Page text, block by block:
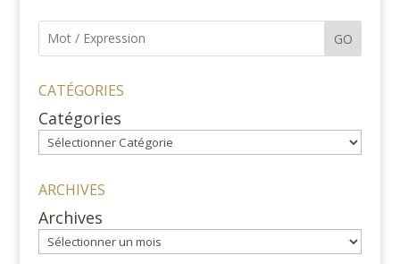
GO
CATÉGORIES
Catégories
ARCHIVES
Archives